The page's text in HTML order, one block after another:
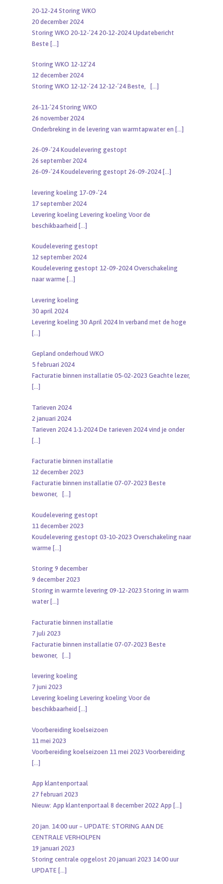
20-12-24 Storing WKO
20 december 2024
Storing WKO 20-12-’24 20-12-2024 Updatebericht
Beste […]
Storing WKO 12-12’24
12 december 2024
Storing WKO 12-12-’24 12-12-’24 Beste,
[…]
26-11-’24 Storing WKO
26 november 2024
Onderbreking in de levering van warmtapwater en […]
26-09-’24 Koudelevering gestopt
26 september 2024
26-09-’24 Koudelevering gestopt 26-09-2024 […]
levering koeling 17-09-’24
17 september 2024
Levering koeling Levering koeling Voor de
beschikbaarheid […]
Koudelevering gestopt
12 september 2024
Koudelevering gestopt 12-09-2024 Overschakeling
naar warme […]
Levering koeling
30 april 2024
Levering koeling 30 April 2024 In verband met de hoge
[…]
Gepland onderhoud WKO
5 februari 2024
Facturatie binnen installatie 05-02-2023 Geachte lezer,
[…]
Tarieven 2024
2 januari 2024
Tarieven 2024 1-1-2024 De tarieven 2024 vind je onder
[…]
Facturatie binnen installatie
12 december 2023
Facturatie binnen installatie 07-07-2023 Beste
bewoner,
[…]
Koudelevering gestopt
11 december 2023
Koudelevering gestopt 03-10-2023 Overschakeling naar
warme […]
Storing 9 december
9 december 2023
Storing in warmte levering 09-12-2023 Storing in warm
water […]
Facturatie binnen installatie
7 juli 2023
Facturatie binnen installatie 07-07-2023 Beste
bewoner, […]
levering koeling
7 juni 2023
Levering koeling Levering koeling Voor de
beschikbaarheid […]
Voorbereiding koelseizoen
11 mei 2023
Voorbereiding koelseizoen 11 mei 2023 Voorbereiding
[…]
App klantenportaal
27 februari 2023
Nieuw: App klantenportaal 8 december 2022 App […]
20 jan. 14:00 uur – UPDATE: STORING AAN DE
CENTRALE VERHOLPEN
19 januari 2023
Storing centrale opgelost 20 januari 2023 14:00 uur
UPDATE […]